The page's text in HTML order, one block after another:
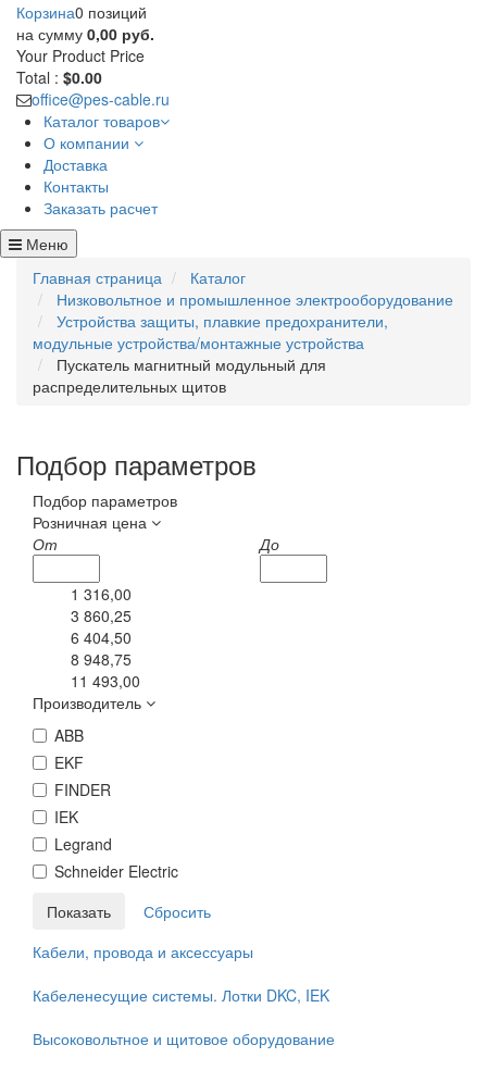
Корзина0 позиций
на сумму 0,00 руб.
Your Product Price
Total : $0.00
office@pes-cable.ru
Каталог товаров
О компании
Доставка
Контакты
Заказать расчет
Меню
Главная страница
Каталог
Низковольтное и промышленное электрооборудование
Устройства защиты, плавкие предохранители,
модульные устройства/монтажные устройства
Пускатель магнитный модульный для
распределительных щитов
Подбор параметров
Подбор параметров
Розничная цена
От
До
1 316,00
3 860,25
6 404,50
8 948,75
11 493,00
Производитель
ABB
EKF
FINDER
IEK
Legrand
Schneider Electric
Кабели, провода и аксессуары
Кабеленесущие системы. Лотки DKC, IEK
Высоковольтное и щитовое оборудование